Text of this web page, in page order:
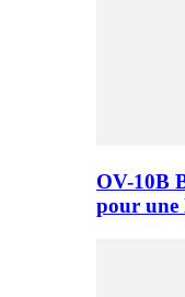
OV-10B
pour une